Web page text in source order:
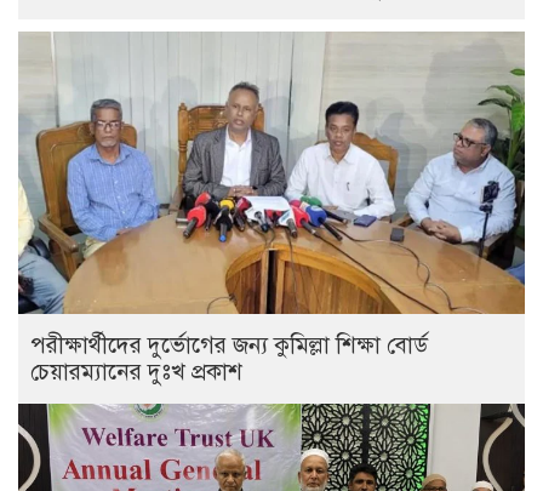
পরীক্ষার্থীদের দুর্ভোগের জন্য কুমিল্লা শিক্ষা বোর্ড
চেয়ারম্যানের দুঃখ প্রকাশ